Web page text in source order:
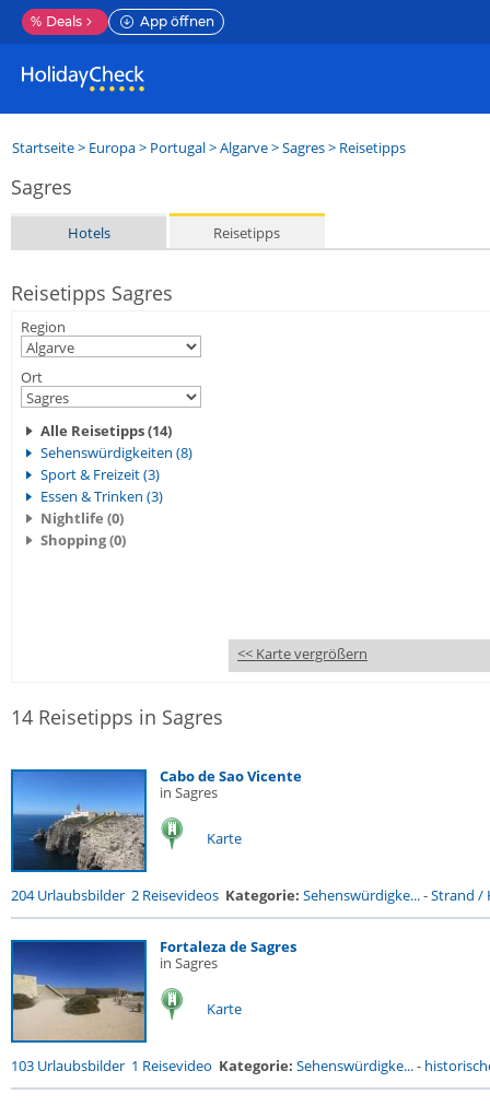
% Deals App öffnen
Startseite> Europa> Portugal>Algarve>Sagres> Reisetipps
Sagres
Hotels Reisetipps
Reisetipps Sagres
Region
Ort
Alle Reisetipps (14)
Sehenswürdigkeiten (8)
Sport & Freizeit (3)
Essen & Trinken (3)
Nightlife (0)
Shopping (0)
<< Karte vergrößern
14 Reisetipps in Sagres
Cabo de Sao Vicente
in Sagres
Karte
204 Urlaubsbilder 2 Reisevideos Kategorie: Sehenswürdigke...-Strand /
Fortaleza de Sagres
in Sagres
Karte
103 Urlaubsbilder 1 Reisevideo Kategorie: Sehenswürdigke...-